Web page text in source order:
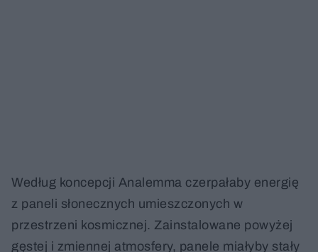
Według koncepcji Analemma czerpałaby energię
z paneli słonecznych umieszczonych w
przestrzeni kosmicznej. Zainstalowane powyżej
gęstej i zmiennej atmosfery, panele miałyby stały